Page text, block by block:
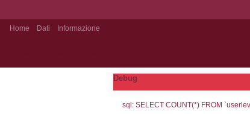
Notifiche pubblico